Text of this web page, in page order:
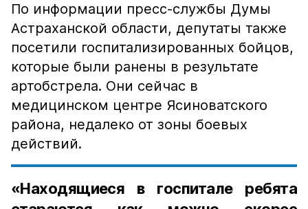
По информации пресс-службы Думы
Астраханской области, депутаты также
посетили госпитализированных бойцов,
которые были ранены в результате
артобстрела. Они сейчас в
медицинском центре Ясиноватского
района, недалеко от зоны боевых
действий.
«Находящиеся в госпитале ребята